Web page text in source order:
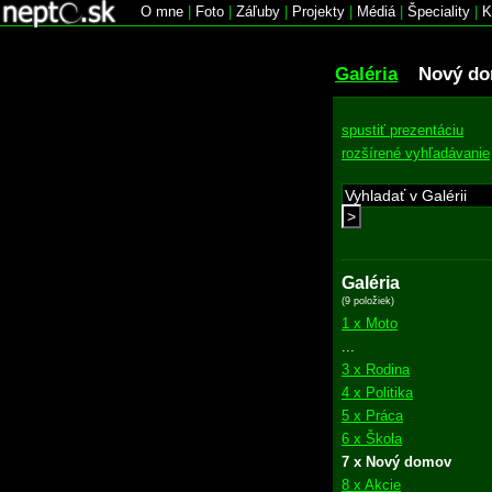
O mne Foto Záľuby Projekty Médiá| Špeciality
Galéria Nový
spustiť prezentáciu
rozšírené vyhľadávanie
>
Galéria
(9 položiek)
1 x Moto
3 x Rodina
4 x Politika
5 x Práca
6 x Škola
7 x Nový domov
8 x Akcie